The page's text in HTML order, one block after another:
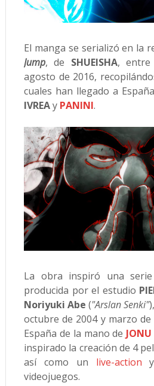
El manga se serializó en la
Jump, de SHUEISHA, entre
agosto de 2016,
cuales han llegado a
IVREAy PANINI.
La obra inspiró una
producida por el estudio
Noriyuki Abe ("Arslan Senki"
octubre de 2004 y marzo
España de la mano de
inspirado la creación de 4
así como un live-action
videojuegos.